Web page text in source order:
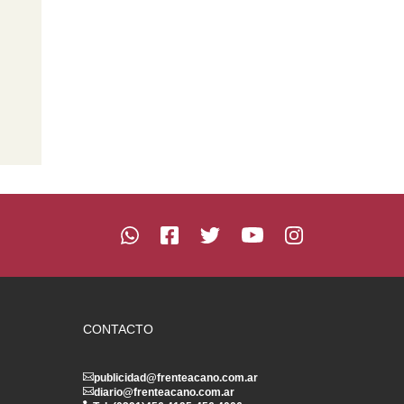
CONTACTO
publicidad@frenteacano.com.ar
diario@frenteacano.com.ar